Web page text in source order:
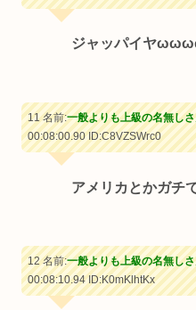
ジャッパイヤ
11 名前:一般よりも上級の名無し
00:08:00.90ID:C8VZSWrc0
アメリカとかガチ
12 名前:一般よりも上級の名無し
00:08:10.94ID:K0mKlhtKx